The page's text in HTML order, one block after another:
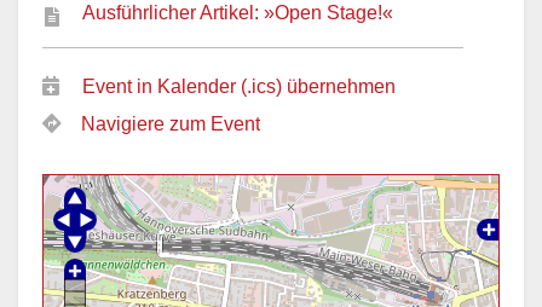
Ausführlicher Artikel: »Open Stage!«
Event in Kalender (.ics) übernehmen
Navigiere zum Event